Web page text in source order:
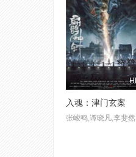
入魂：津门玄案